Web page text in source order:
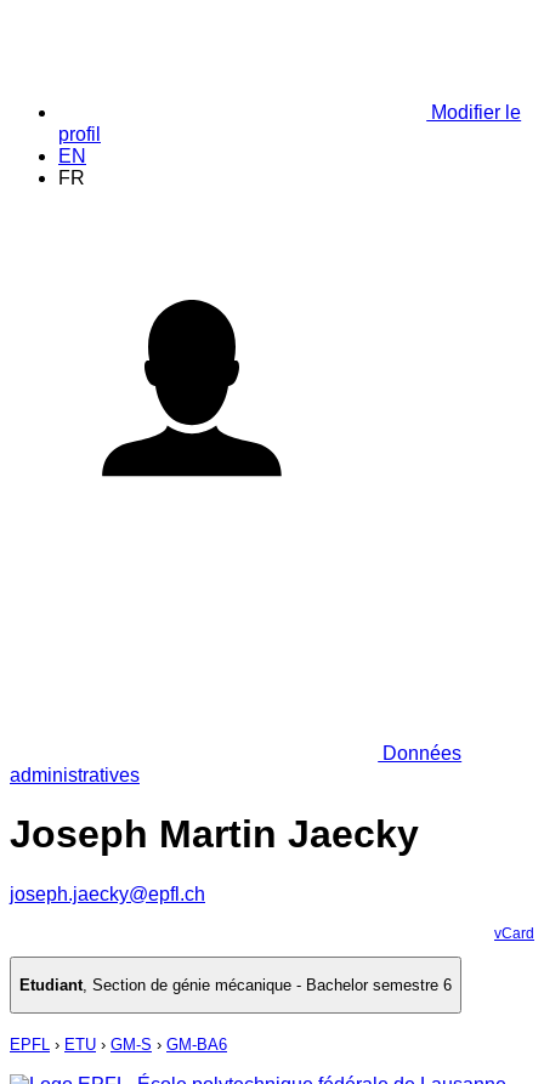
Modifier le
profil
EN
FR
Données
administratives
Joseph Martin Jaecky
joseph.jaecky@epfl.ch
vCard
Etudiant, Section de génie mécanique - Bachelor semestre 6
EPFL › ETU › GM-S › GM-BA6